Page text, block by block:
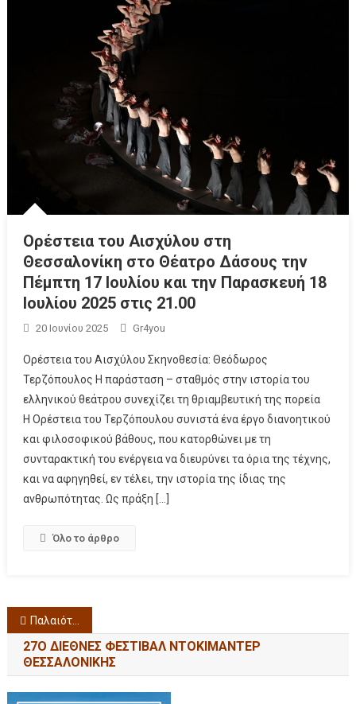
Ορέστεια του Αισχύλου στη
Θεσσαλονίκη στο Θέατρο Δάσους την
Πέμπτη 17 Ιουλίου και την Παρασκευή 18
Ιουλίου 2025 στις 21.00
20 Ιουνίου 2025 Gr4you
Ορέστεια του Αισχύλου Σκηνοθεσία: Θεόδωρος
Τερζόπουλος Η παράσταση – σταθμός στην ιστορία του
ελληνικού θεάτρου συνεχίζει τη θριαμβευτική της πορεία
Η Ορέστεια του Τερζόπουλου συνιστά ένα έργο διανοητικού
και φιλοσοφικού βάθους, που κατορθώνει με τη
συνταρακτική του ενέργεια να διευρύνει τα όρια της τέχνης,
και να αφηγηθεί, εν τέλει, την ιστορία της ίδιας της
ανθρωπότητας. Ως πράξη […]
Όλο το άρθρο
Παλαιότερα άρθρα
27Ο ΔΙΕΘΝΕΣ ΦΕΣΤΙΒΑΛ ΝΤΟΚΙΜΑΝΤΕΡ
ΘΕΣΣΑΛΟΝΙΚΗΣ